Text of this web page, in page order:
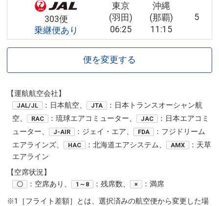
303便
乗継便あり
東京
(羽田)
06:25
沖縄
(那覇)
11:15
5
便を変更する
【運航航空会社】
JAL/JL ：日本航空、 JTA
：日本トランスオーシャン航
空、
RAC ：琉球エアコミューター、 JAC
：日本エアコミ
ューター、
J-AIR ：ジェイ・エア、 FDA
：フジドリーム
エアラインズ、
HAC ：北海道エアシステム、 AMX
：天草
エアライン
【空席状況】
〇 ：空席あり、 1～8 ：残席数、 ×
：満席
※1［フライト差額］とは、選択済みの航空便から変更した場